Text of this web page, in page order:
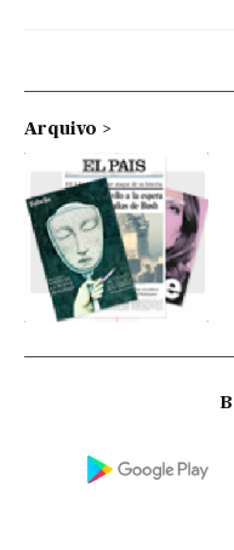
Arquivo